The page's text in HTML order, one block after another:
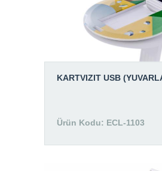
KARTVIZIT USB
Ürün Kodu: ECL-1103